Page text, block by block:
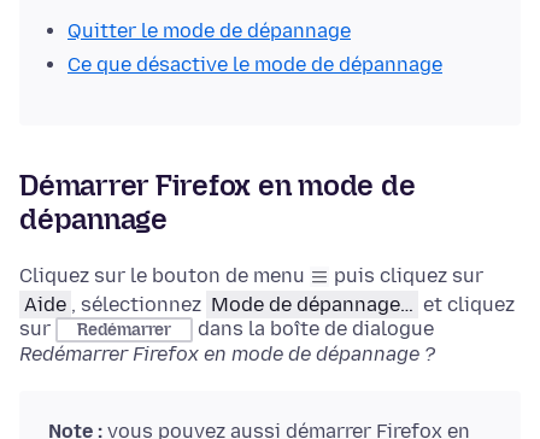
Quitter le mode de dépannage
Ce que désactive le mode de dépannage
Démarrer Firefox en mode de
dépannage
Cliquez sur le bouton de menu
puis cliquez sur
Aide , sélectionnez Mode de dépannage… et cliquez
sur
Redémarrer
dans la boîte de dialogue
Redémarrer Firefox en mode de dépannage ?
Note : vous pouvez aussi démarrer Firefox en